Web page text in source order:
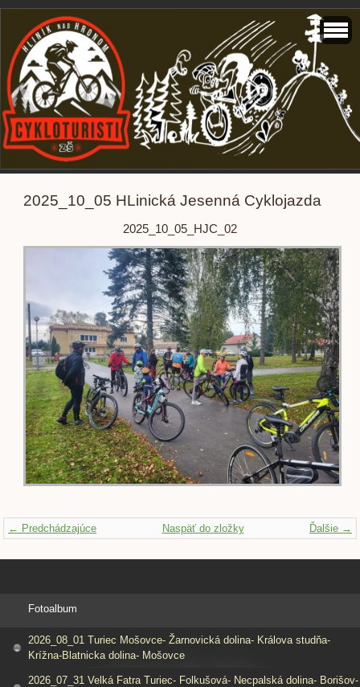
2025_10_05 HLinická Jesenná Cyklojazda
2025_10_05_HJC_02
← Predchádzajúce Ďalšie →
Naspäť do zložky
Fotoalbum
2026_08_01 Turiec Mošovce- Žarnovická dolina- Králova studňa-
Krížna-Blatnicka dolina- Mošovce
2026_07_31 Velká Fatra Turiec- Folkušová- Necpalská dolina- Borišov-